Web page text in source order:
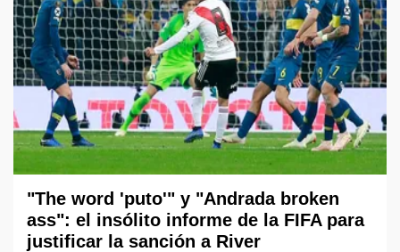
"The word 'puto'" y "Andrada broken
ass": el insólito informe de la FIFA para
justificar la sanción a River